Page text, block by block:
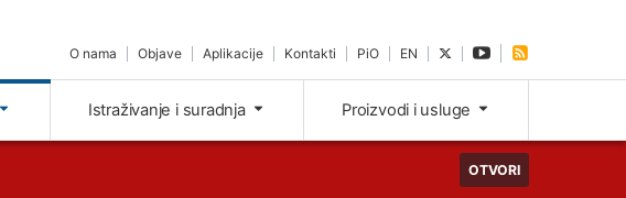
O nama Objave Aplikacije Kontakti PiO EN
Istraživanje i suradnja Proizvodi i usluge
OTVORI